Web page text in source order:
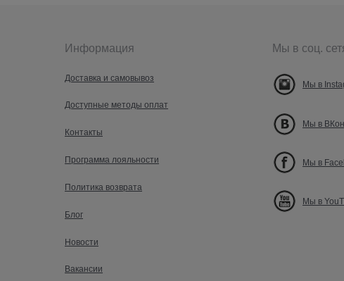
Информация
Доставка и самовывоз
Доступные методы оплат
Контакты
Программа лояльности
Политика возврата
Блог
Новости
Вакансии
Мы в соц.
Мы в
Мы в
Мы в
Мы в